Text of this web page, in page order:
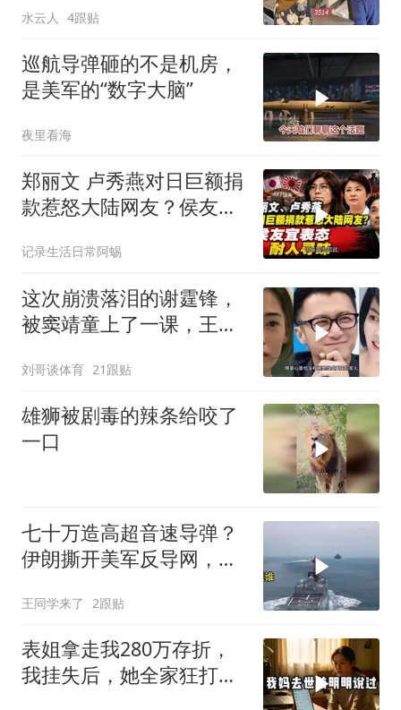
水云人 4跟贴
巡航导弹砸的不是机房，
是美军的“数字大脑”
夜里看海
郑丽文 卢秀燕对日巨额捐
款惹怒大陆网友？侯友宜
记录生活日常阿蜴
这次崩溃落泪的谢霆锋，
被窦靖童上了一课，王菲
刘哥谈体育 21跟贴
雄狮被剧毒的辣条给咬了
一口
七十万造高超音速导弹？
伊朗撕开美军反导网，炸
王同学来了 2跟贴
表姐拿走我280万存折，
我挂失后，她全家狂打